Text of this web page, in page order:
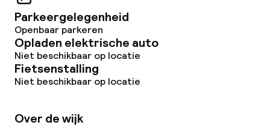
Eet- en drinkdiensten
Ontbijtbuffet
Roomservice
Parkeergelegenheid
Openbaar parkeren
Opladen elektrische auto
Niet beschikbaar op locatie
Fietsenstalling
Niet beschikbaar op locatie
Over de wijk